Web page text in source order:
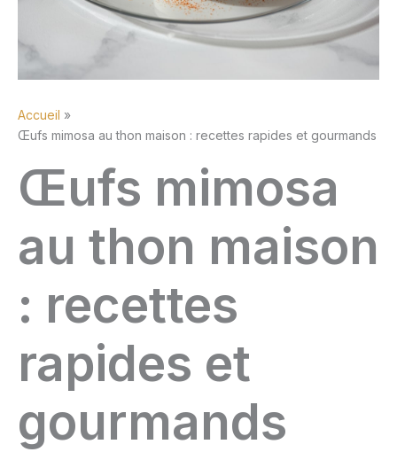
Accueil
Œufs mimosa au thon maison : recettes rapides et gourmands
Œufs mimosa
au thon maison
: recettes
rapides et
gourmands